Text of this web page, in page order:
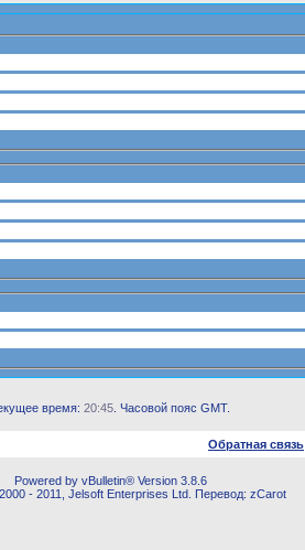
время: 20:45 . Часовой пояс GMT.
Обратная связь
Powered by vBulletin® Version 3.8.6
- 2011, Jelsoft Enterprises Ltd. Перевод: zCarot